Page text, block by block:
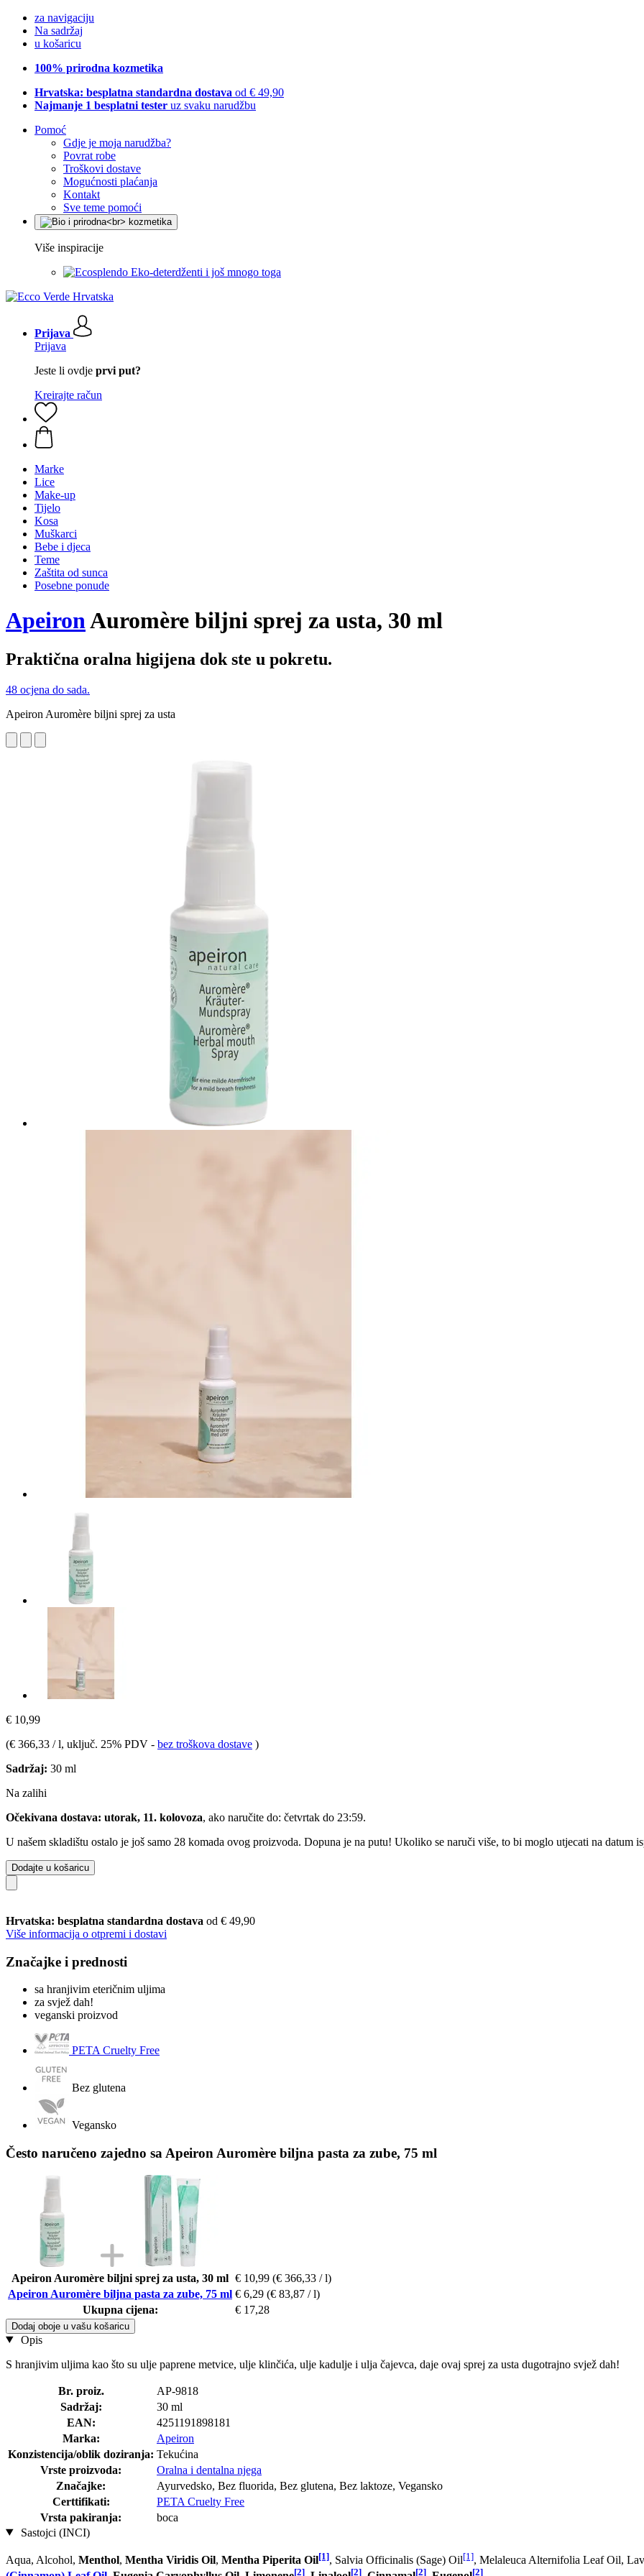
za navigaciju
Na sadržaj
u košaricu
100% prirodna kozmetika
Hrvatska: besplatna standardna dostava od € 49,90
Najmanje 1 besplatni tester uz svaku narudžbu
Pomoć
Gdje je moja narudžba?
Povrat robe
Troškovi dostave
Mogućnosti plaćanja
Kontakt
Sve teme pomoći
Više inspiracije
Eko-deterdženti i još mnogo toga
Prijava
Prijava
Jeste li ovdje prvi put?
Kreirajte račun
Marke
Lice
Make-up
Tijelo
Kosa
Muškarci
Bebe i djeca
Teme
Zaštita od sunca
Posebne ponude
ApeironAuromère biljni sprej za usta, 30 ml
Praktična oralna higijena dok ste u pokretu.
48 ocjena do sada.
Apeiron Auromère biljni sprej za usta
€ 10,99
(€ 366,33 / l, uključ. 25% PDV - bez troškova dostave )
Sadržaj: 30 ml
Na zalihi
Očekivana dostava: utorak, 11. kolovoza, ako naručite do: četvrtak do 23:59.
U našem skladištu ostalo je još samo 28 komada ovog proizvoda. Dopuna je na putu! Ukoliko se naruči više, to bi moglo utjecati na datum
Dodajte u košaricu
Hrvatska: besplatna standardna dostava od € 49,90
Više informacija o otpremi i dostavi
Značajke i prednosti
sa hranjivim eteričnim uljima
za svjež dah!
veganski proizvod
PETA Cruelty Free
Bez glutena
Vegansko
Često naručeno zajedno sa Apeiron Auromère biljna pasta za zube, 75 ml
Apeiron Auromère biljni sprej za usta, 30 ml € 10,99 (€ 366,33 / l)
Apeiron Auromère biljna pasta za zube, 75 ml € 6,29 (€ 83,87 / l)
Ukupna cijena:
€ 17,28
Dodaj oboje u vašu košaricu
Opis
S hranjivim uljima kao što su ulje paprene metvice, ulje klinčića, ulje kadulje i ulja čajevca, daje ovaj sprej za usta dugotrajno svjež dah!
Br. proiz.
AP-9818
Sadržaj:
30 ml
EAN:
4251191898181
Marka:
Apeiron
Konzistencija/oblik doziranja: Tekućina
Vrste proizvoda:
Oralna i dentalna njega
Značajke:
Ayurvedsko, Bez fluorida, Bez glutena, Bez laktoze, Vegansko
Certtifikati:
PETA Cruelty Free
Vrsta pakiranja:
boca
Sastojci (INCI)
Aqua, Alcohol, Menthol, Mentha Viridis Oil, Mentha Piperita Oil[1], Salvia Officinalis (Sage) Oil[1], Melaleuca Alternifolia Leaf Oil,
[2] [2] [2] [2]